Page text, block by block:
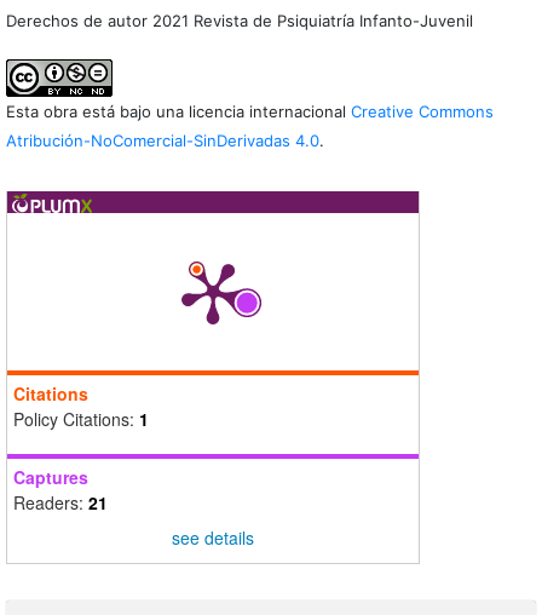
Derechos de autor 2021 Revista de Psiquiatría Infanto-Juvenil
Esta obra está bajo una licencia internacional Creative Commons
Atribución-NoComercial-SinDerivadas 4.0.
Citations
Policy Citations: 1
Captures
Readers: 21
see details